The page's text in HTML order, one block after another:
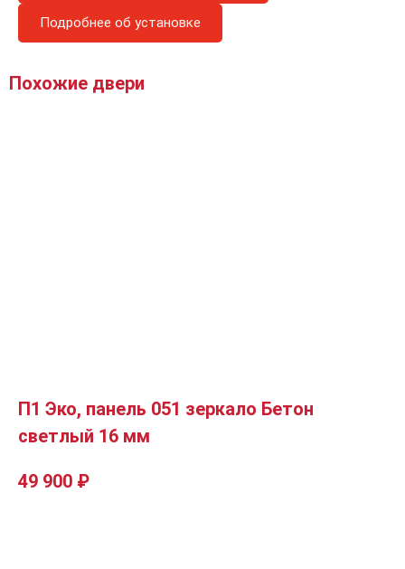
Подробнее об установке
Похожие двери
П1 Эко, панель 051 зеркало Бетон
светлый 16 мм
49 900 ₽